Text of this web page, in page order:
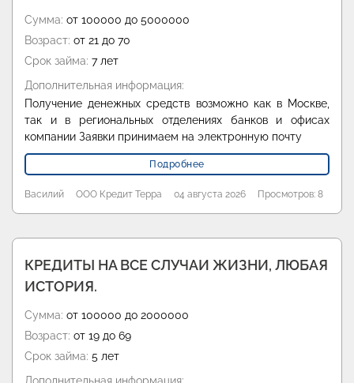
Сумма: от 100000 до 5000000
Возраст: от 21 до 70
Срок займа: 7 лет
Дополнительная информация:
Получение денежных средств возможно как в Москве,
так и в региональных отделениях банков и офисах
компании Заявки принимаем на электронную почту
Подробнее
Василий ООО Кредит Терра 04 августа 2026 Просмотров: 8
КРЕДИТЫ НА ВСЕ СЛУЧАИ ЖИЗНИ, ЛЮБАЯ
ИСТОРИЯ.
Сумма: от 100000 до 2000000
Возраст: от 19 до 69
Срок займа: 5 лет